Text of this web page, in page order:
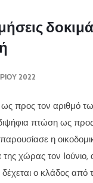
2022
προς τον αριθμό
πτώση ως
η
της χώρας τον
δέχεται ο κλάδος από